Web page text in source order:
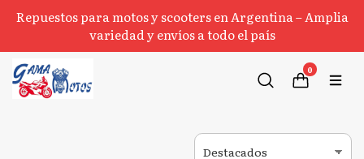
Repuestos para motos y scooters en Argentina – Amplia
variedad y envíos a todo el país
0